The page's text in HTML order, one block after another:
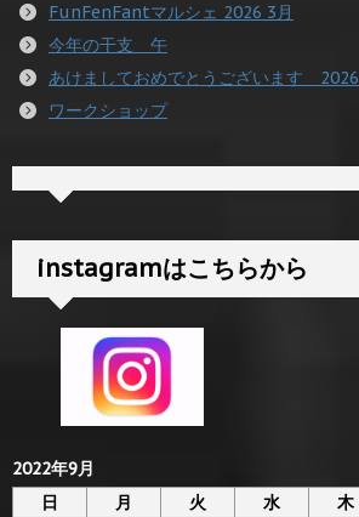
FunFenFantマルシェ 2026 3月
今年の干支 午
あけましておめでとうございます 2026
ワークショップ
instagramはこちらから
2022年9月
日
月 火 水 木